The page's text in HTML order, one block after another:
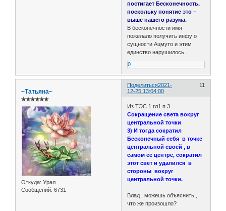
постигает Бесконечность,
поскольку понятие это –
выше нашего разума.
В бесконечности имя
пожелало получить инфу о
сущности Ацмуто и этим
единство нарушилось .
0
Поделиться 11
2021-
12-25 13:04:00
~Татьяна~
✯✯✯✯✯✯
Откуда: Урал
Сообщений: 6731
Из ТЭС 1 гл1 п 3
Сокращение света вокруг
центральной точки
3) И тогда сократил
Бесконечный себя в точке
центральной своей , в
самом ее центре, сократил
этот свет и удалился в
стороны вокруг
центральной точки.
Влад , можешь объяснить ,
что же произошло?